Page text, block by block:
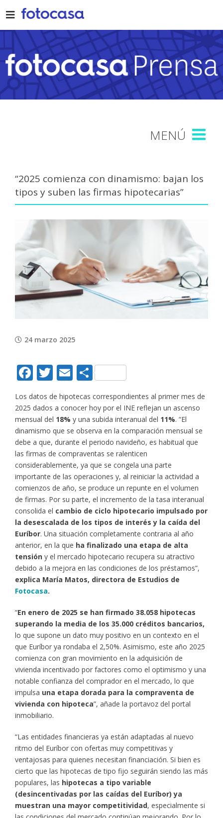
to
content
“2025 comienza con dinamismo: bajan los
tipos y suben las firmas hipotecarias”
Larger
Image
24 marzo 2025
Facebook
Twitter
EmailCompartir
Los datos de hipotecas correspondientes al primer mes de
2025 dados a conocer hoy por el INE reflejan un ascenso
mensual del 18% y una subida interanual del 11%. “El
dinamismo que se observa en la comparación mensual se
debe a que, durante el periodo navideño, es habitual que
las firmas de compraventas se ralenticen
considerablemente, ya que se congela una parte
importante de las operaciones y, al reiniciar la actividad a
comienzos de año, se produce un repunte en el volumen
de firmas. Por su parte, el incremento de la tasa interanual
consolida el cambio de ciclo hipotecario impulsado por
la desescalada de los tipos de interés y la caída del
Euríbor. Una situación completamente contraria al año
anterior, en la que ha finalizado una etapa de alta
tensión y el mercado hipotecario recupera su atractivo
debido a la mejora en las condiciones de los préstamos”,
explica María Matos, directora de Estudios de
Fotocasa.
“En enero de 2025 se han firmado 38.058 hipotecas
superando la media de los 35.000 créditos bancarios,
lo que supone un dato muy positivo en un contexto en el
que Euríbor ya rondaba el 2,50%. Asimismo, este año 2025
comienza con gran movimiento en la adquisición de
vivienda incentivado por factores como el optimismo y una
notable confianza del comprador en el mercado, lo que
impulsa una etapa dorada para la compraventa de
vivienda con hipoteca”, añade la portavoz del portal
inmobiliario.
“Las entidades financieras ya están adaptadas al nuevo
ritmo del Euríbor con ofertas muy competitivas y
ventajosas para quienes necesitan financiación. Si bien es
cierto que las hipotecas de tipo fijo seguirán siendo las más
populares, las hipotecas a tipo variable
(desincentivadas por las caídas del Euríbor) ya
muestran una mayor competitividad, especialmente si